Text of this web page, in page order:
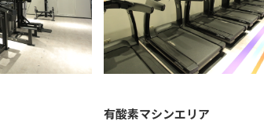
有酸素マシンエリア